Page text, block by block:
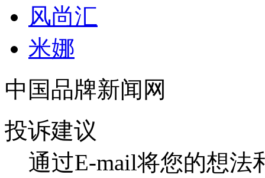
风尚汇
米娜
中国品牌新闻网
投诉建议
通过E-mail将您的想法